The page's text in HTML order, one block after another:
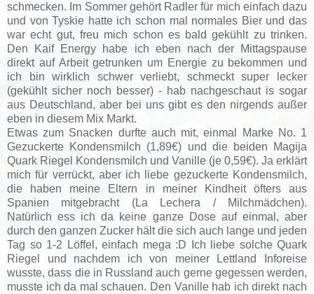
schmecken. Im Sommer gehört Radler für mich einfach dazu
und von Tyskie hatte ich schon mal normales Bier und das
war echt gut, freu mich schon es bald gekühlt zu trinken.
Den Kaif Energy habe ich eben nach der Mittagspause
direkt auf Arbeit getrunken um Energie zu bekommen und
ich bin wirklich schwer verliebt, schmeckt super lecker
(gekühlt sicher noch besser) - hab nachgeschaut is sogar
aus Deutschland, aber bei uns gibt es den nirgends außer
eben in diesem Mix Markt.
Etwas zum Snacken durfte auch mit, einmal Marke No. 1
Gezuckerte Kondensmilch (1,89€) und die beiden Magija
Quark Riegel Kondensmilch und Vanille (je 0,59€). Ja erklärt
mich für verrückt, aber ich liebe gezuckerte Kondensmilch,
die haben meine Eltern in meiner Kindheit öfters aus
Spanien mitgebracht (La Lechera / Milchmädchen).
Natürlich ess ich da keine ganze Dose auf einmal, aber
durch den ganzen Zucker hält die sich auch lange und jeden
Tag so 1-2 Löffel, einfach mega :D Ich liebe solche Quark
Riegel und nachdem ich von meiner Lettland Inforeise
wusste, dass die in Russland auch gerne gegessen werden,
musste ich da mal schauen. Den Vanille hab ich direkt nach